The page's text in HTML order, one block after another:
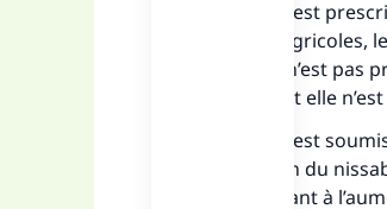
1.La zakat est
produits agricoles,
l’aumône n’est
l’individu et elle
2.La zakat est
possession du
biens.Qauant à